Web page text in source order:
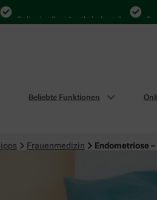
Online bei Ihrer Apotheke bestellen
Beliebte Funktionen
Frauenmedizin Endometriose